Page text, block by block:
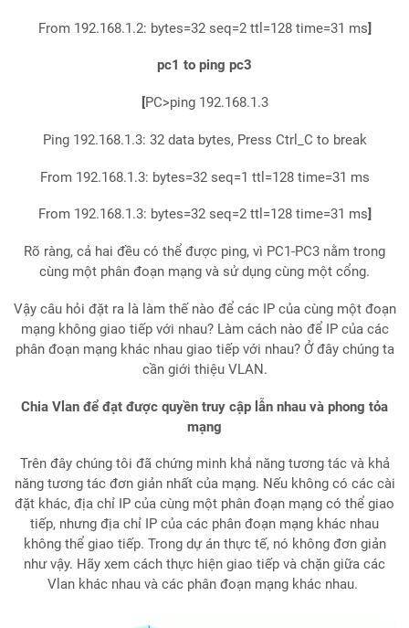
From 192.168.1.2: bytes=32 seq=2 ttl=128 time=31 ms]
pc1 to ping pc3
[PC>ping 192.168.1.3
Ping 192.168.1.3: 32 data bytes, Press Ctrl_C to break
From 192.168.1.3: bytes=32 seq=1 ttl=128 time=31 ms
From 192.168.1.3: bytes=32 seq=2 ttl=128 time=31 ms]
Rõ ràng, cả hai đều có thể được ping, vì PC1-PC3 nằm trong
cùng một phân đoạn mạng và sử dụng cùng một cổng.
Vậy câu hỏi đặt ra là làm thế nào để các IP của cùng một đoạn
mạng không giao tiếp với nhau? Làm cách nào để IP của các
phân đoạn mạng khác nhau giao tiếp với nhau? Ở đây chúng ta
cần giới thiệu VLAN.
Chia Vlan để đạt được quyền truy cập lẫn nhau và phong tỏa
mạng
Trên đây chúng tôi đã chứng minh khả năng tương tác và khả
năng tương tác đơn giản nhất của mạng. Nếu không có các cài
đặt khác, địa chỉ IP của cùng một phân đoạn mạng có thể giao
tiếp, nhưng địa chỉ IP của các phân đoạn mạng khác nhau
không thể giao tiếp. Trong dự án thực tế, nó không đơn giản
như vậy. Hãy xem cách thực hiện giao tiếp và chặn giữa các
Vlan khác nhau và các phân đoạn mạng khác nhau.